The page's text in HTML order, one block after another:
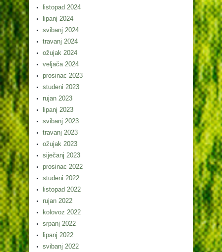
listopad 2024
lipanj 2024
svibanj 2024
travanj 2024
ožujak 2024
veljača 2024
prosinac 2023
studeni 2023
rujan 2023
lipanj 2023
svibanj 2023
travanj 2023
ožujak 2023
siječanj 2023
prosinac 2022
studeni 2022
listopad 2022
rujan 2022
kolovoz 2022
srpanj 2022
lipanj 2022
svibanj 2022